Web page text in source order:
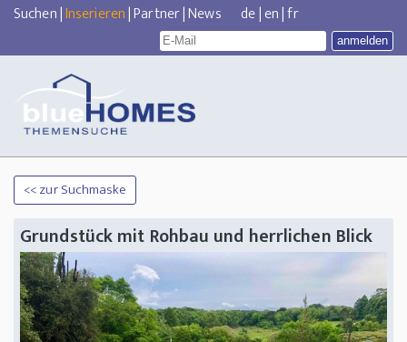
Suchen|Inserieren|Partner|News de|en|fr
<< zur Suchmaske
Grundstück mit Rohbau und herrlichen Blick